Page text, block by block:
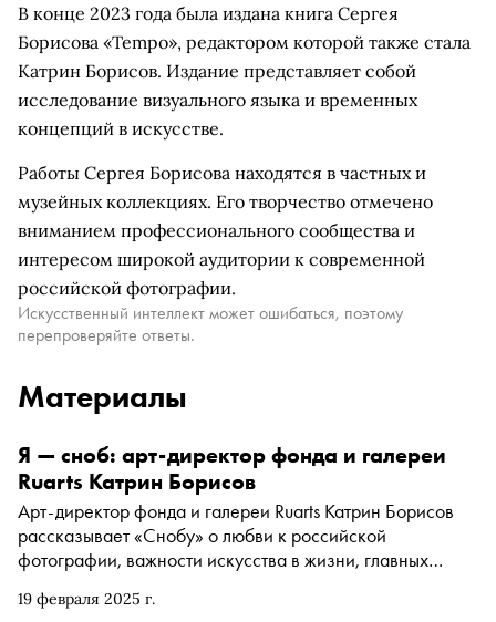
В конце 2023 года была издана книга Сергея
Борисова «Tempo», редактором которой также стала
Катрин Борисов. Издание представляет собой
исследование визуального языка и временных
концепций в искусстве.
Работы Сергея Борисова находятся в частных и
музейных коллекциях. Его творчество отмечено
вниманием профессионального сообщества и
интересом широкой аудитории к современной
российской фотографии.
Искусственный интеллект может ошибаться, поэтому
перепроверяйте ответы.
Материалы
19 февраля 2025 г.
Я — сноб: арт-директор фонда и галереи
Ruarts Катрин Борисов
Арт-директор фонда и галереи Ruarts Катрин Борисов
рассказывает «Снобу» о любви к российской
фотографии, важности искусства в жизни, главных
перевернуло ее представление о бокалах для вина.